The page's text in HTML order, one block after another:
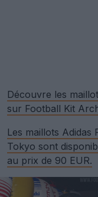
Découvre les
sur Football Kit
Les maillots
Tokyo sont
au prix de 90 EUR.